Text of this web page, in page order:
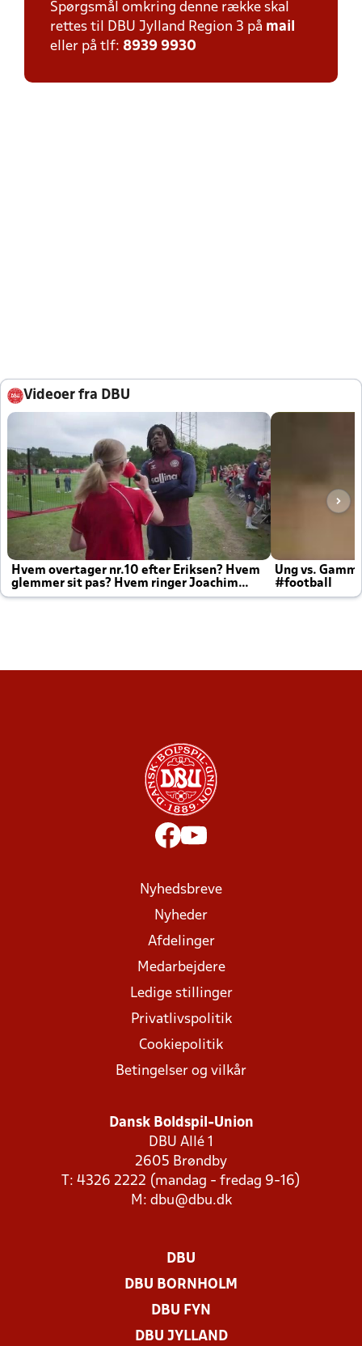
Spørgsmål omkring denne række skal
rettes til DBU Jylland Region 3 på mail
eller på tlf: 8939 9930
Videoer fra DBU
Hvem overtager nr.10 efter Eriksen? Hvem
glemmer sit pas? Hvem ringer Joachim
altid til efter kampe?
Ung vs.
#football
Nyhedsbreve
Nyheder
Afdelinger
Medarbejdere
Ledige stillinger
Privatlivspolitik
Cookiepolitik
Betingelser og vilkår
Dansk Boldspil-Union
DBU Allé 1
2605 Brøndby
T: 4326 2222 (mandag - fredag 9-16)
M: dbu@dbu.dk
DBU
DBU BORNHOLM
DBU FYN
DBU JYLLAND